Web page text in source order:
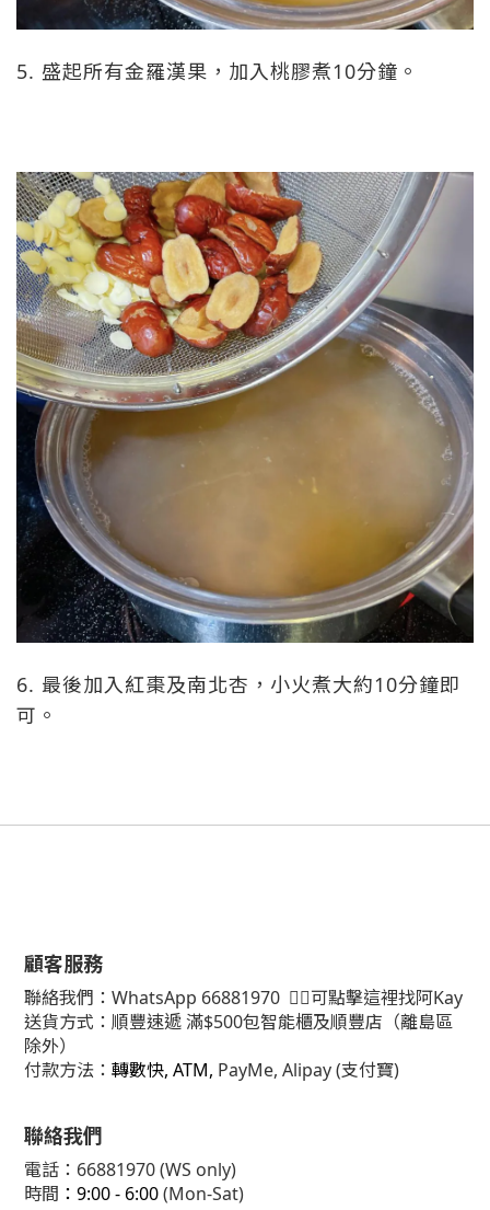
5. 盛起所有金羅漢果，加入桃膠煮10分鐘。
6. 最後加入紅棗及南北杏，小火煮大約10分鐘即
可。
顧客服務
聯絡我們： WhatsApp 66881970 👈🏻可點擊這裡找阿Kay
送貨方式：順豐速遞 滿$500包智能櫃及順豐店（離島區
除外）
付款方法： 轉數快, ATM, PayMe, Alipay (支付寶)
聯絡我們
電話：66881970 (WS only)
時間 ：9:00 - 6:00(Mon-Sat)